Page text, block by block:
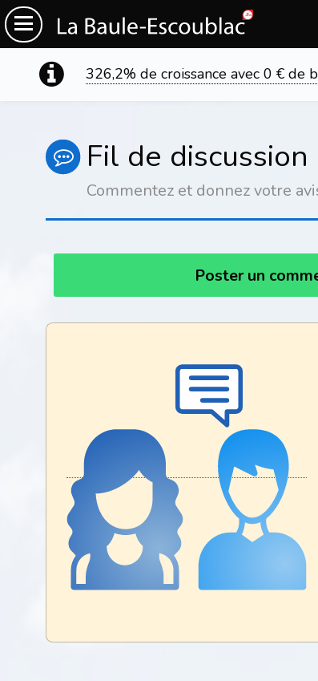
326,2% de croissance avec 0 €
Fil de
Commentez et donnez votre
Poster un